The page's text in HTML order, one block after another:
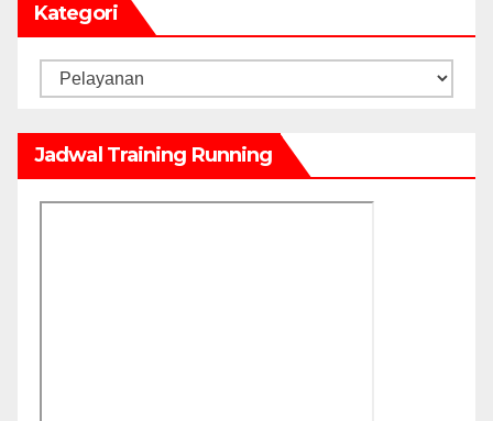
Kategori
Kategori
Jadwal Training Running